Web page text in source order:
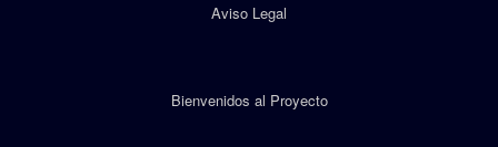
Aviso Legal
Bienvenidos al Proyecto